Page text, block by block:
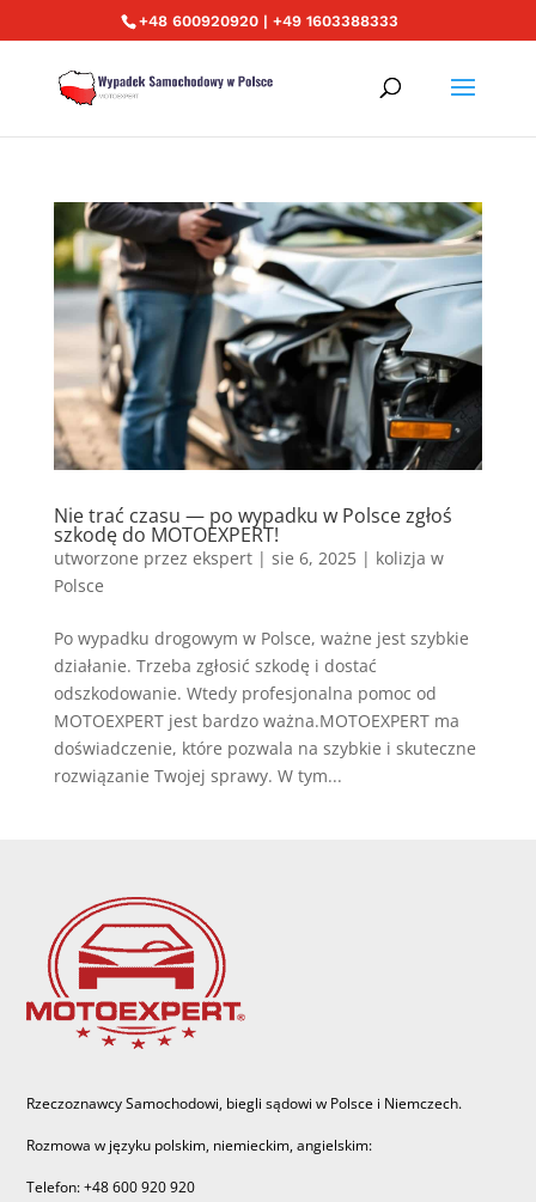
+48 600920920 | +49 1603388333
Nie trać czasu — po wypadku w Polsce zgłoś
szkodę do MOTOEXPERT!
utworzone przez ekspert| sie 6, 2025| kolizja w
Polsce
Po wypadku drogowym w Polsce, ważne jest szybkie
działanie. Trzeba zgłosić szkodę i dostać
odszkodowanie. Wtedy profesjonalna pomoc od
MOTOEXPERT jest bardzo ważna.MOTOEXPERT ma
doświadczenie, które pozwala na szybkie i skuteczne
rozwiązanie Twojej sprawy. W tym...
Rzeczoznawcy Samochodowi, biegli sądowi w Polsce i Niemczech.
Rozmowa w języku polskim, niemieckim, angielskim:
Telefon: +48 600 920 920